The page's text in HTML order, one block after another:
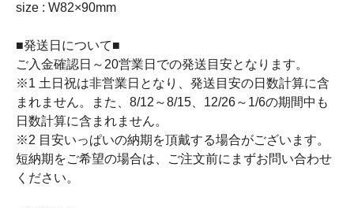
size : W82×90mm
■発送日について■
ご入金確認日～20営業日での発送目安となります。
※1 土日祝は非営業日となり、発送目安の日数計算に含
まれません。また、8/12～8/15、12/26～1/6の期間中も
日数計算に含まれません。
※2 目安いっぱいの納期を頂戴する場合がございます。
短納期をご希望の場合は、ご注文前にまずお問い合わせ
ください。